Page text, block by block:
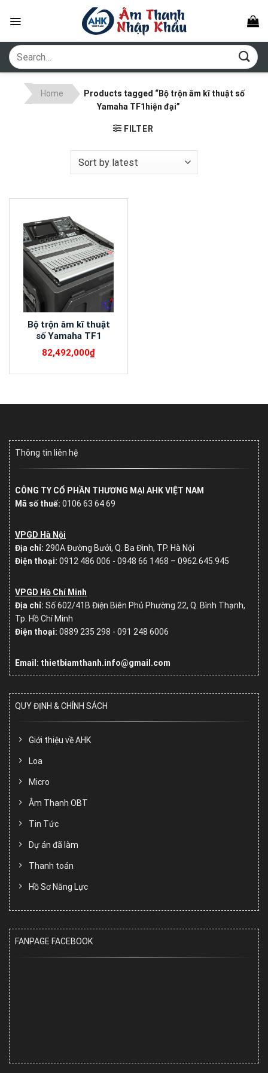
Search
for:
Home
Products tagged “Bộ trộn âm kĩ thuật số
Yamaha TF1hiện đại”
FILTER
Bộ trộn âm kĩ thuật
số Yamaha TF1
82,492,000₫
Thông tin liên hệ
CÔNG TY CỔ PHẦN THƯƠNG MẠI AHK VIỆT NAM
Mã số thuế: 0106 63 64 69
VPGD Hà Nội
Địa chỉ: 290A Đường Bưởi, Q. Ba Đình, TP. Hà Nội
Điện thoại: 0912 486 006 - 0948 66 1468 – 0962.645.945
VPGD Hồ Chí Minh
Địa chỉ: Số602/41B Điện Biên Phủ Phường 22, Q. Bình Thạnh,
Tp. Hồ Chí Minh
Điện thoại: 0889 235 298 - 091 248 6006
Email: thietbiamthanh.info@gmail.com
QUY ĐỊNH & CHÍNH SÁCH
Giới thiệu về AHK
Loa
Micro
Âm Thanh OBT
Tin Tức
Dự án đã làm
Thanh toán
Hồ Sơ Năng Lực
FANPAGE FACEBOOK